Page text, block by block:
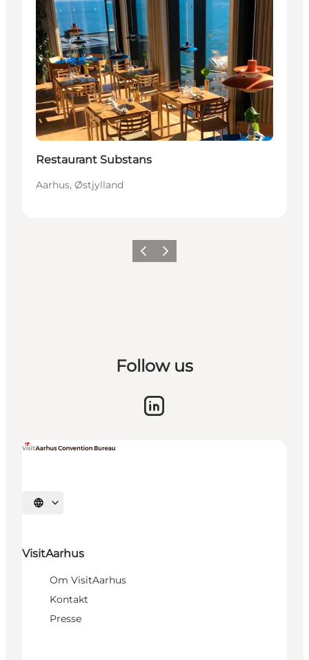
Restaurant Substans
Aarhus, Østjylland
ForrigeNæste
Follow us
Vælg sprog
VisitAarhus
Om VisitAarhus
Kontakt
Presse